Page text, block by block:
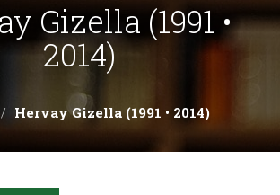
Gizella (1991 •
2014)
Hervay Gizella (1991 • 2014)